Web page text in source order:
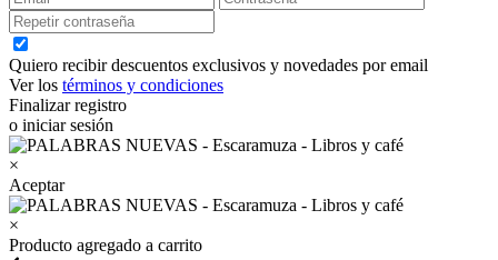
Quiero recibir descuentos exclusivos y novedades por email
Ver los términos y condiciones
Finalizar registro
o iniciar sesión
×
Aceptar
×
Producto agregado a carrito